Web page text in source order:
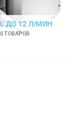
ДО 12 Л/МИН
ТОВАРОВ